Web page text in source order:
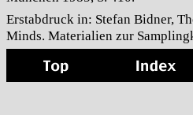
Erstabdruck in: Stefan Bidner,
Minds. Materialien zur